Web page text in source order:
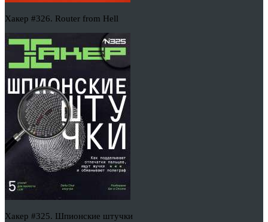
Хакер #326. Router from Hell
Хакер #325. Шпионские штучки